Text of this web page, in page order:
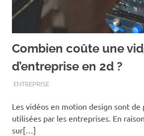
Combien coûte une
d’entreprise en 2d ?
AOÛT 20, 2020
ASSOEDH
ENTREPRISE
Les vidéos en motion design sont de
utilisées par les entreprises. En
sur[…]